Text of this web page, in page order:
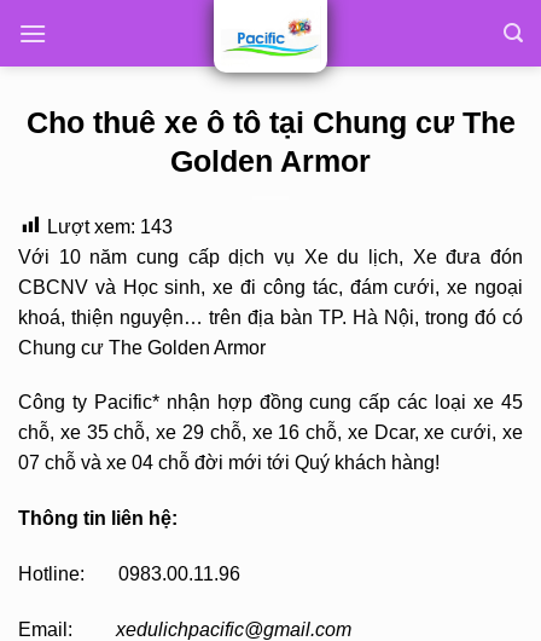
Cho thuê xe ô tô tại Chung cư The
Golden Armor
Lượt xem: 143
Với 10 năm cung cấp dịch vụ Xe du lịch, Xe đưa đón
CBCNV và Học sinh, xe đi công tác, đám cưới, xe ngoại
khoá, thiện nguyện… trên địa bàn TP. Hà Nội, trong đó có
Chung cư The Golden Armor
Công ty Pacific* nhận hợp đồng cung cấp các loại xe 45
chỗ, xe 35 chỗ, xe 29 chỗ, xe 16 chỗ, xe Dcar, xe cưới, xe
07 chỗ và xe 04 chỗ đời mới tới Quý khách hàng!
Thông tin liên hệ:
Hotline: 0983.00.11.96
Email: xedulichpacific@gmail.com